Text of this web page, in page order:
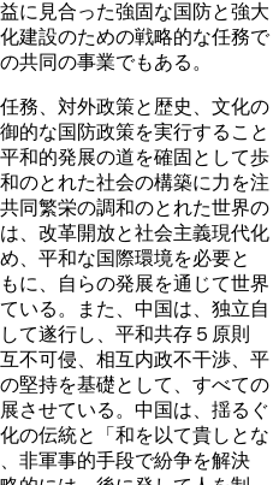
に見合った強固な国防と強大
建設のための戦略的な任務で
共同の事業でもある。
務、対外政策と歴史、文化の
的な国防政策を実行すること
和的発展の道を確固として歩
のとれた社会の構築に力を注
同繁栄の調和のとれた世界の
、改革開放と社会主義現代化
、平和な国際環境を必要と
に、自らの発展を通じて世界
いる。また、中国は、独立自
て遂行し、平和共存５原則
不可侵、相互内政不干渉、平
堅持を基礎として、すべての
させている。中国は、揺るぐ
の伝統と「和を以て貴しとな
非軍事的手段で紛争を解決